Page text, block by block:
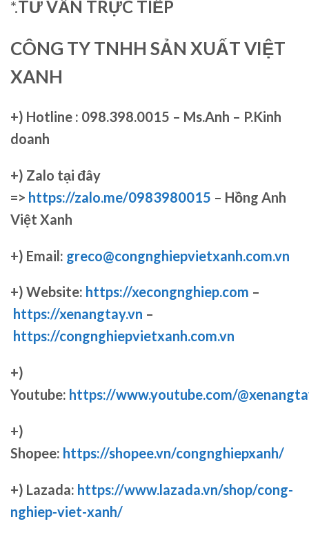
*.TƯ VẤN TRỰC TIẾP
CÔNG TY TNHH SẢN XUẤT VIỆT
XANH
+) Hotline : 098.398.0015 – Ms.Anh – P.Kinh
doanh
+) Zalo tại đây
=> https://zalo.me/0983980015 – Hồng Anh
Việt Xanh
+) Email: greco@congnghiepvietxanh.com.vn
+) Website: https://xecongnghiep.com –
https://xenangtay.vn –
https://congnghiepvietxanh.com.vn
+)
Youtube: https://www.youtube.com/
+)
Shopee: https://shopee.vn/congnghiepxanh/
+) Lazada: https://www.lazada.vn/shop/cong-
nghiep-viet-xanh/